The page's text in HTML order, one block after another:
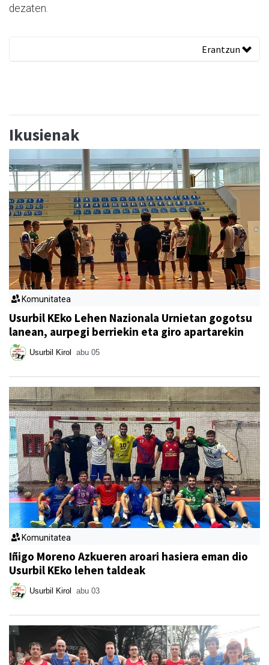
dezaten.
Erantzun
Ikusienak
Komunitatea
Usurbil KEko Lehen Nazionala Urnietan gogotsu
lanean, aurpegi berriekin eta giro apartarekin
Usurbil Kirol abu 05
Komunitatea
Iñigo Moreno Azkueren aroari hasiera eman dio
Usurbil KEko lehen taldeak
Usurbil Kirol abu 03